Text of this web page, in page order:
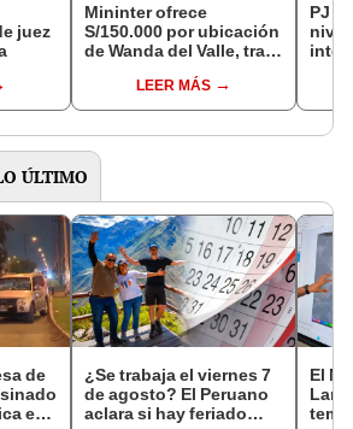
juez
Mininter ofrece
S/150.000 por ubicación
de Wanda del Valle, tras
coronel PNP
LEER MÁS
PJ
nivel
ÚLTIMO
de
en
¿Se trabaja el viernes 7
de agosto? El Peruano
aclara si hay feriado
El